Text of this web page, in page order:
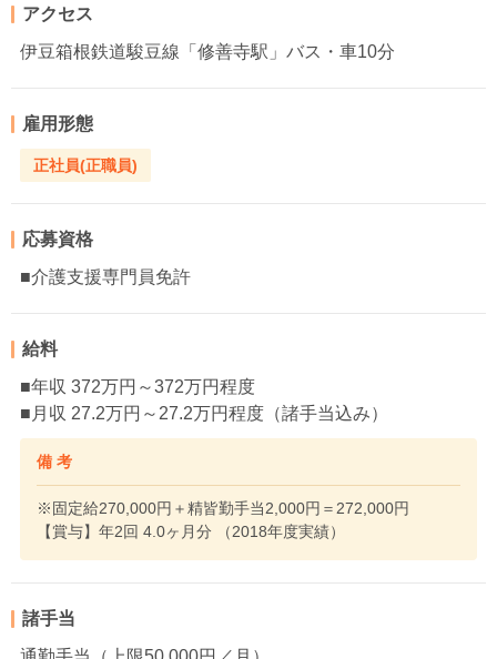
アクセス
伊豆箱根鉄道駿豆線「修善寺駅」バス・車10分
雇用形態
正社員(正職員)
応募資格
■介護支援専門員免許
給料
■年収 372万円～372万円程度
■月収 27.2万円～27.2万円程度（諸手当込み）
備 考
※固定給270,000円＋精皆勤手当2,000円＝272,000円
【賞与】年2回 4.0ヶ月分 （2018年度実績）
諸手当